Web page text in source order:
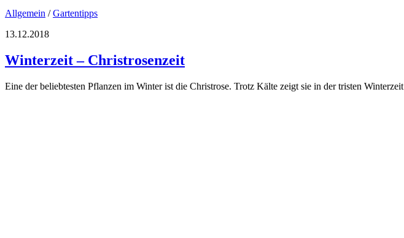
Allgemein /Gartentipps
13.12.2018
Winterzeit – Christrosenzeit
Eine der beliebtesten Pflanzen im Winter ist die Christrose. Trotz Kälte zeigt sie in der tristen